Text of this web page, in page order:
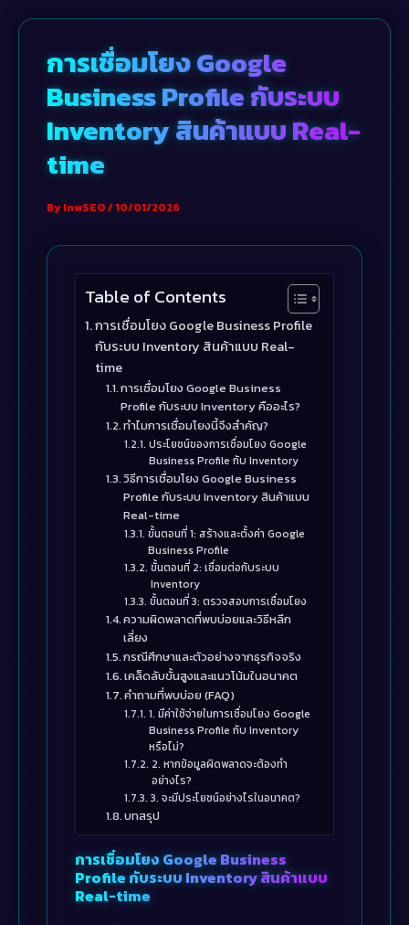
contentการเชื่อมโยง Google
Business Profile กับระบบ
Inventory สินค้าแบบ Real-
time
ByInwSEO/10/01/2026
Table of Contents
การเชื่อมโยง Google Business Profile
กับระบบ Inventory สินค้าแบบ Real-
time
การเชื่อมโยง Google Business
Profile กับระบบ Inventory คืออะไร?
ทำไมการเชื่อมโยงนี้จึงสำคัญ?
ประโยชน์ของการเชื่อมโยง Google
Business Profile กับ Inventory
วิธีการเชื่อมโยง Google Business
Profile กับระบบ Inventory สินค้าแบบ
Real-time
ขั้นตอนที่ 1: สร้างและตั้งค่า Google
Business Profile
ขั้นตอนที่ 2: เชื่อมต่อกับระบบ
Inventory
ขั้นตอนที่ 3: ตรวจสอบการเชื่อมโยง
ความผิดพลาดที่พบบ่อยและวิธีหลีก
เลี่ยง
กรณีศึกษาและตัวอย่างจากธุรกิจจริง
เคล็ดลับขั้นสูงและแนวโน้มในอนาคต
คำถามที่พบบ่อย (FAQ)
1. มีค่าใช้จ่ายในการเชื่อมโยง Google
Business Profile กับ Inventory
หรือไม่?
2. หากข้อมูลผิดพลาดจะต้องทำ
อย่างไร?
3. จะมีประโยชน์อย่างไรในอนาคต?
บทสรุป
การเชื่อมโยง Google Business
Profile กับระบบ Inventory สินค้าแบบ
Real-time